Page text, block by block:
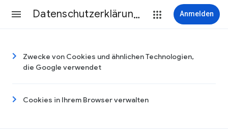
Datenschutzerklärung & Nutzungsbedingungen Anmelden
Zwecke von Cookies und ähnlichen Technologien,
die Google verwendet
Cookies in Ihrem Browser verwalten